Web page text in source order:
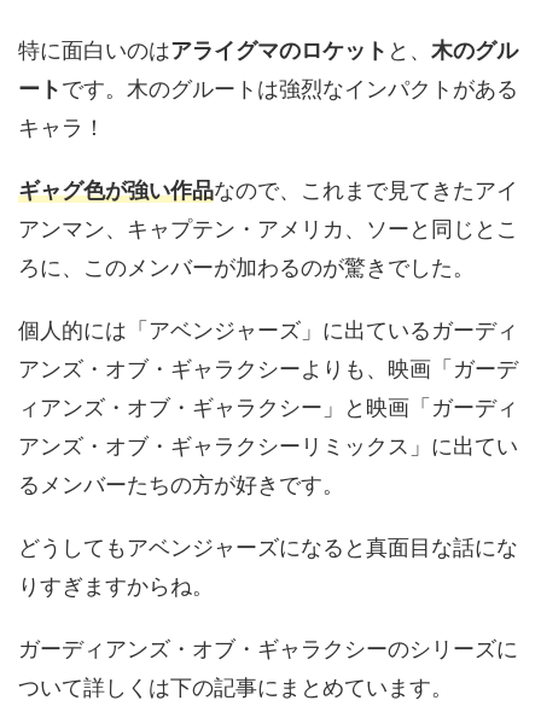
特に面白いのはアライグマのロケット と、 木のグル
ートです。木のグルートは強烈なインパクトがある
キャラ！
ギャグ色が強い作品なので、これまで見てきたアイ
アンマン、キャプテン・アメリカ、ソーと同じとこ
ろに、このメンバーが加わるのが驚きでした。
個人的には「アベンジャーズ」に出ているガーディ
アンズ・オブ・ギャラクシーよりも、映画「ガーデ
ィアンズ・オブ・ギャラクシー」と映画「ガーディ
アンズ・オブ・ギャラクシーリミックス」に出てい
るメンバーたちの方が好きです。
どうしてもアベンジャーズになると真面目な話にな
りすぎますからね。
ガーディアンズ・オブ・ギャラクシーのシリーズに
ついて詳しくは下の記事にまとめています。